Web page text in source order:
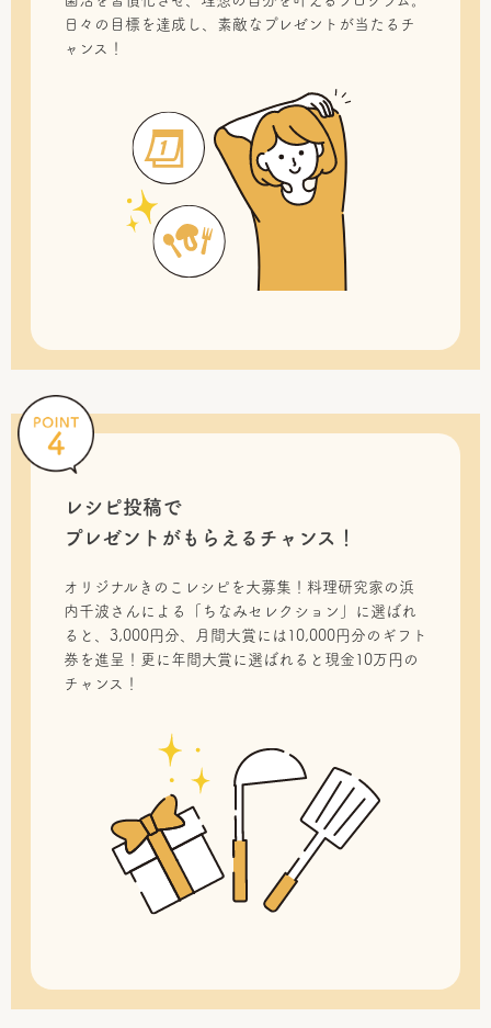
日々の目標を達成し、素敵なプレゼントが当たるチ
ャンス！
レシピ投稿で
プレゼントがもらえるチャンス！
オリジナルきのこレシピを大募集！料理研究家の浜
内千波さんによる「ちなみセレクション」に選ばれ
ると、3,000円分、月間大賞には10,000円分のギフト
券を進呈！更に年間大賞に選ばれると現金10万円の
チャンス！